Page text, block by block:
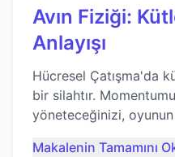
Avın Fiziği:
Anlayışı
Hücresel Çatışma'da
bir silahtır.
yöneteceğinizi, oyunun fizik motorunu nasıl
ustalaşacağınızı
Makalenin Tamamını